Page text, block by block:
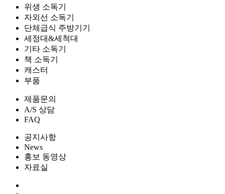
위생 소독기
자외선 소독기
단체급식 주방기기
세정대&세척대
기타 소독기
책 소독기
캐스터
부품
제품문의
A/S 상담
FAQ
공지사항
News
홍보 동영상
자료실